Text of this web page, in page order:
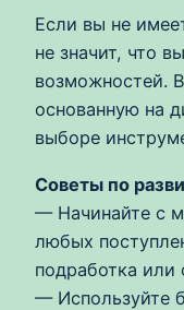
Если вы не
не значит, что
возможностей.
основанную на
выборе
Советы по
— Начинайте с
любых
подработка или
— Используйте